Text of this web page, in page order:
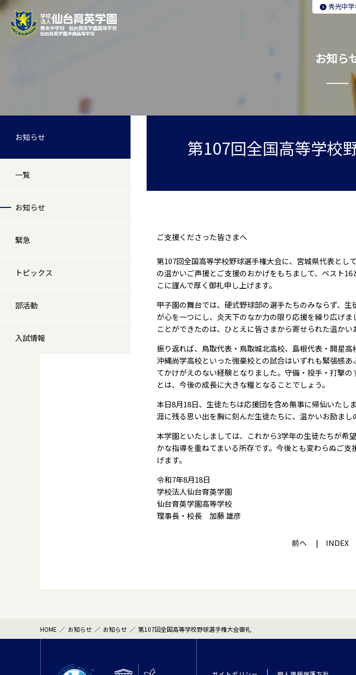
秀光中
お知ら
第107回全国高等学校
ご支援くださった皆さまへ
第107回全国高等学校野球選手権大会に、宮城県代表とし
の温かいご声援とご支援のおかげをもちまして、ベスト
こに謹んで厚く御礼申し上げます。
甲子園の舞台では、硬式野球部の選手たちのみならず、
が心を一つにし、炎天下のなか力の限り応援を繰り広げ
ことができたのは、ひとえに皆さまから寄せられた温かい
振り返れば、鳥取代表・鳥取城北高校、島根代表・開星
沖縄尚学高校といった強豪校との試合はいずれも緊張感
てかけがえのない経験となりました。守備・投手・打撃
とは、今後の成長に大きな糧となることでしょう。
本日8月18日、生徒たちは応援団を含め無事に帰仙いたし
涯に残る思い出を胸に刻んだ生徒たちに、温かいお励まし
本学園といたしましては、これから3学年の生徒たちが希
かな指導を重ねてまいる所存です。今後とも変わらぬご
げます。
令和7年8月18日
学校法人仙台育英学園
仙台育英学園高等学校
理事長・校長 加藤 雄彦
前へ INDEX
お知らせ
一覧
お知らせ
緊急
トピックス
部活動
入試情報
HOME お知らせ お知らせ 第107回全国高等学校野球選手権大会御礼